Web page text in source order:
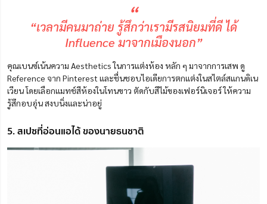
“
“เวลามีคนมาถ่าย รู้สึกว่าเรามีรสนิยมที่ดี ได้
Influence มาจากเมืองนอก”
คุณเบนซ์เน้นความ Aesthetics ในการแต่งห้อง หลัก ๆ มาจากการเสพ ดู
Reference จาก Pinterest และชื่นชอบไอเดียการตกแต่งในสไตล์สแกนดิเน
เวียน โดยเลือกแมทช์สีห้องในโทนขาว ตัดกับสีไม้ของเฟอร์นิเจอร์ ให้ความ
รู้สึกอบอุ่น สงบนิ่งและน่าอยู่
5. สเปซที่อ่อนแอได้ ของนายธนชาติ